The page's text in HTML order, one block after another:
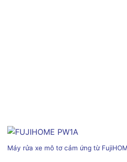
Máy rửa xe mô tơ cảm ứng từ